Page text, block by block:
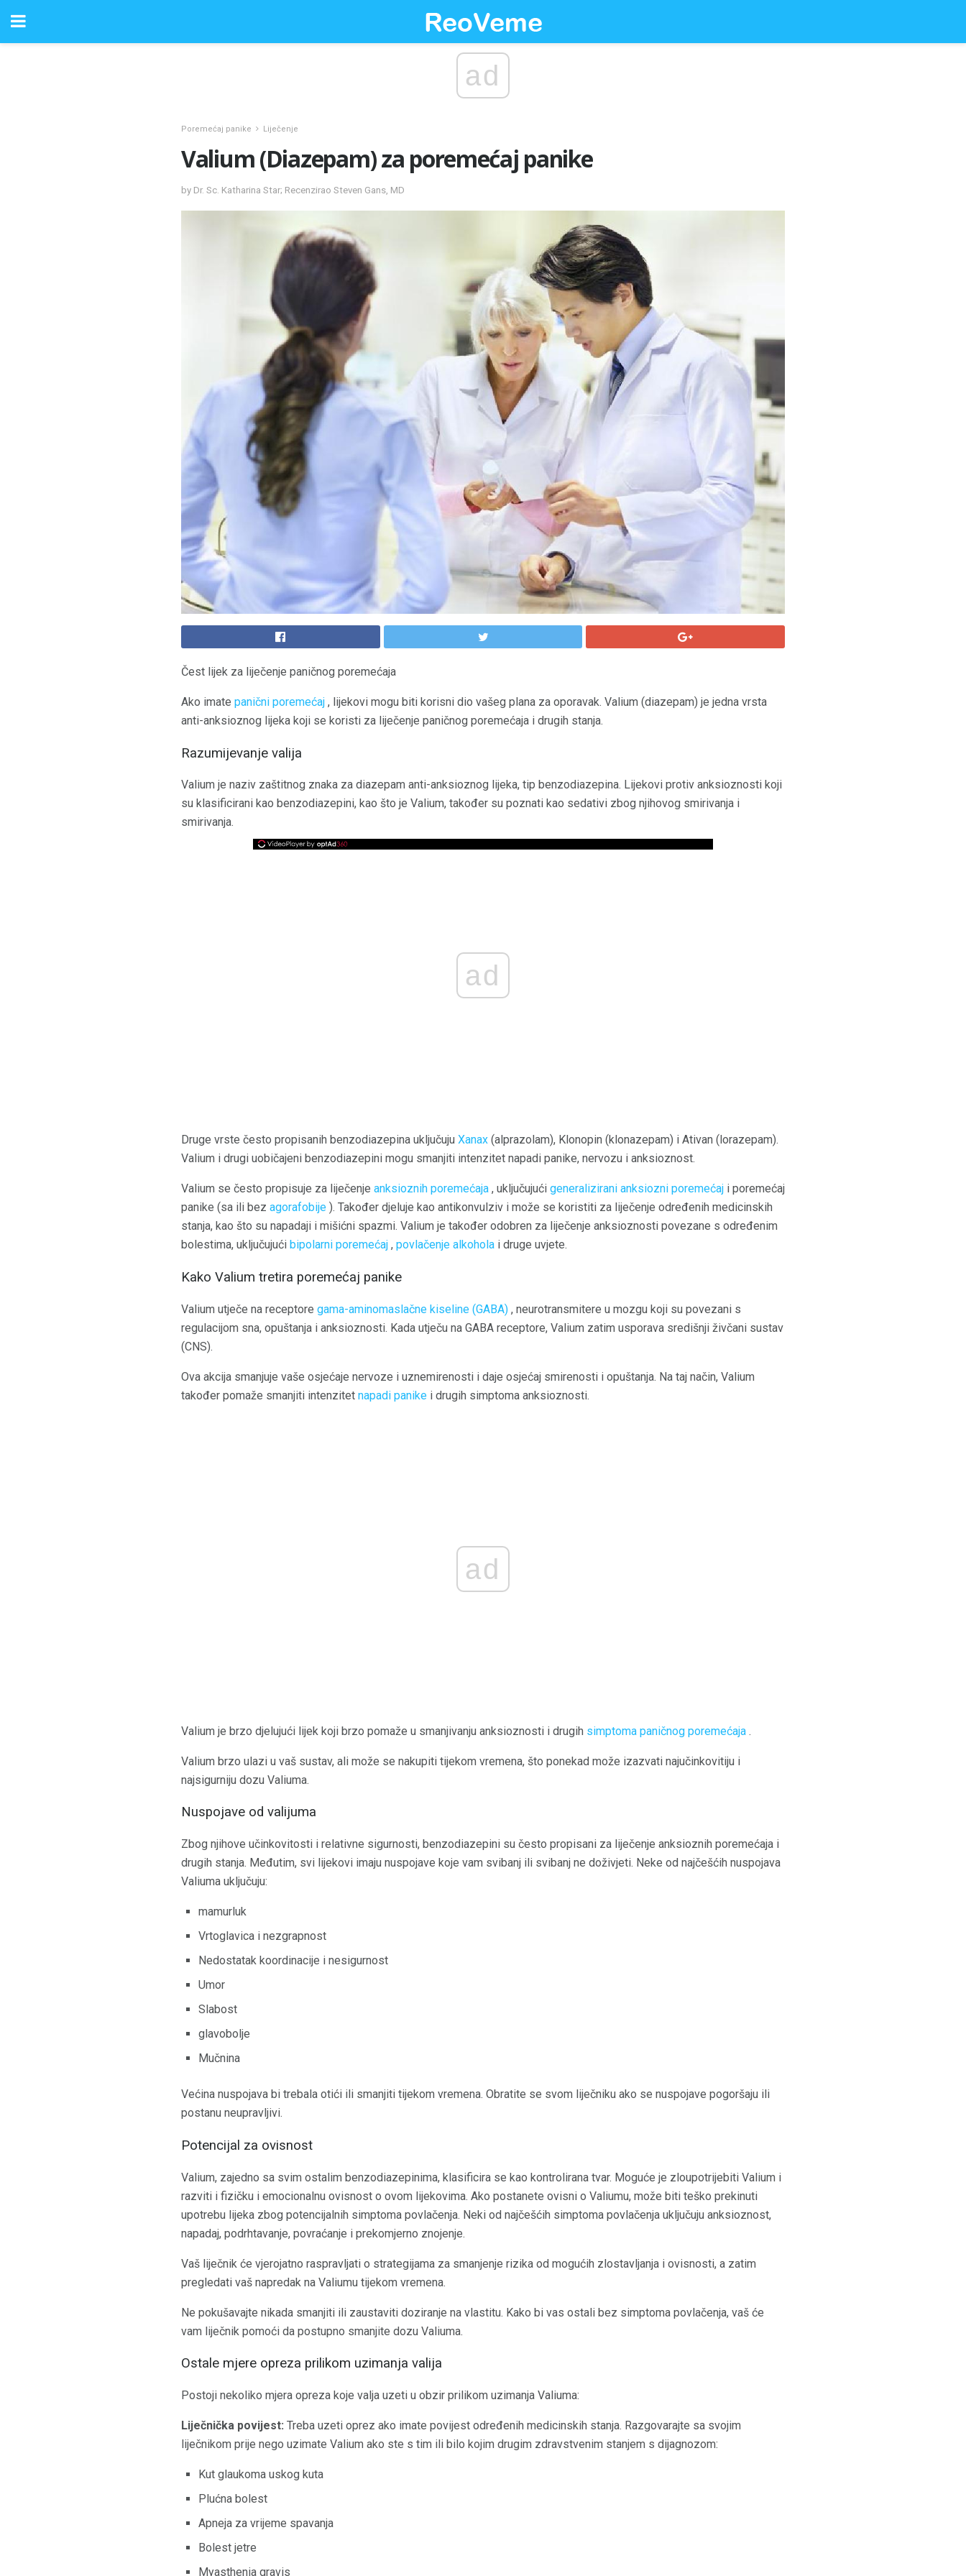
ad
Poremećaj panike Liječenje
Valium (Diazepam) za poremećaj panike
by Dr. Sc. Katharina Star; Recenzirao Steven Gans, MD
Čest lijek za liječenje paničnog poremećaja
Ako imate panični poremećaj , lijekovi mogu biti korisni dio vašeg plana za oporavak. Valium (diazepam) je jedna vrsta
anti-anksioznog lijeka koji se koristi za liječenje paničnog poremećaja i drugih stanja.
Razumijevanje valija
Valium je naziv zaštitnog znaka za diazepam anti-anksioznog lijeka, tip benzodiazepina. Lijekovi protiv anksioznosti koji
su klasificirani kao benzodiazepini, kao što je Valium, također su poznati kao sedativi zbog njihovog smirivanja i
smirivanja.
ad
Druge vrste često propisanih benzodiazepina uključuju Xanax (alprazolam), Klonopin (klonazepam) i Ativan (lorazepam).
Valium i drugi uobičajeni benzodiazepini mogu smanjiti intenzitet napadi panike, nervozu i anksioznost.
Valium se često propisuje za liječenje anksioznih poremećaja , uključujući generalizirani anksiozni poremećaj i poremećaj
panike (sa ili bez agorafobije ). Također djeluje kao antikonvulziv i može se koristiti za liječenje određenih medicinskih
stanja, kao što su napadaji i mišićni spazmi. Valium je također odobren za liječenje anksioznosti povezane s određenim
bolestima, uključujući bipolarni poremećaj , povlačenje alkohola i druge uvjete.
Kako Valium tretira poremećaj panike
Valium utječe na receptore gama-aminomaslačne kiseline (GABA) , neurotransmitere u mozgu koji su povezani s
regulacijom sna, opuštanja i anksioznosti. Kada utječu na GABA receptore, Valium zatim usporava središnji živčani sustav
(CNS).
Ova akcija smanjuje vaše osjećaje nervoze i uznemirenosti i daje osjećaj smirenosti i opuštanja. Na taj način, Valium
također pomaže smanjiti intenzitet napadi panike i drugih simptoma anksioznosti.
ad
Valium je brzo djelujući lijek koji brzo pomaže u smanjivanju anksioznosti i drugih simptoma paničnog poremećaja .
Valium brzo ulazi u vaš sustav, ali može se nakupiti tijekom vremena, što ponekad može izazvati najučinkovitiju i
najsigurniju dozu Valiuma.
Nuspojave od valijuma
Zbog njihove učinkovitosti i relativne sigurnosti, benzodiazepini su često propisani za liječenje anksioznih poremećaja i
drugih stanja. Međutim, svi lijekovi imaju nuspojave koje vam svibanj ili svibanj ne doživjeti. Neke od najčešćih nuspojava
Valiuma uključuju:
mamurluk
Vrtoglavica i nezgrapnost
Nedostatak koordinacije i nesigurnost
Umor
Slabost
glavobolje
Mučnina
Većina nuspojava bi trebala otići ili smanjiti tijekom vremena. Obratite se svom liječniku ako se nuspojave pogoršaju ili
postanu neupravljivi.
Potencijal za ovisnost
Valium, zajedno sa svim ostalim benzodiazepinima, klasificira se kao kontrolirana tvar. Moguće je zloupotrijebiti Valium i
razviti i fizičku i emocionalnu ovisnost o ovom lijekovima. Ako postanete ovisni o Valiumu, može biti teško prekinuti
upotrebu lijeka zbog potencijalnih simptoma povlačenja. Neki od najčešćih simptoma povlačenja uključuju anksioznost,
napadaj, podrhtavanje, povraćanje i prekomjerno znojenje.
Vaš liječnik će vjerojatno raspravljati o strategijama za smanjenje rizika od mogućih zlostavljanja i ovisnosti, a zatim
pregledati vaš napredak na Valiumu tijekom vremena.
Ne pokušavajte nikada smanjiti ili zaustaviti doziranje na vlastitu. Kako bi vas ostali bez simptoma povlačenja, vaš će
vam liječnik pomoći da postupno smanjite dozu Valiuma.
Ostale mjere opreza prilikom uzimanja valija
Postoji nekoliko mjera opreza koje valja uzeti u obzir prilikom uzimanja Valiuma:
Liječnička povijest: Treba uzeti oprez ako imate povijest određenih medicinskih stanja. Razgovarajte sa svojim
liječnikom prije nego uzimate Valium ako ste s tim ili bilo kojim drugim zdravstvenim stanjem s dijagnozom:
Kut glaukoma uskog kuta
Plućna bolest
Apneja za vrijeme spavanja
Bolest jetre
Myasthenia gravis